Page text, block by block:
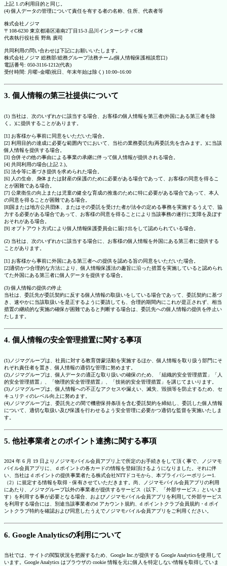
上記 1.の利用目的と同じ。
(4) 個人データの管理について責任を有する者の名称、住所、代表者等
株式会社ノジマ
〒108-6230 東京都港区港南2丁目15-3 品川インターシティC棟
代表執行役社長 野島 廣司
共同利用の問い合わせは下記にお願いいたします。
株式会社ノジマ 総務部/総務グループ法務チーム(個人情報保護相談窓口)
電話番号: 050-3116-1212(代表)
受付時間: 月曜~金曜(祝日、年末年始は除く) 10:00~16:00
3. 個人情報の第三社提供について
(1) 当社は、次のいずれかに該当する場合、お客様の個人情報を第三者(外国にある第三者を除
く。)に提供することがあります。
[1] お客様から事前に同意をいただいた場合。
[2] 利用目的の達成に必要な範囲内でにおいて、当社の業務委託先(再委託先を含みます。)に当該
個人情報を提供する場合。
[3] 合併その他の事由による事業の承継に伴って個人情報が提供される場合。
[4] 共同利用の場合(上記 2.)。
[5] 法令等に基づき提供を求められた場合。
[6] 人の生命、身体または財産の保護のために必要がある場合であって、お客様の同意を得るこ
とが困難である場合。
[7] 公衆衛生の向上または児童の健全な育成の推進のために特に必要がある場合であって、本人
の同意を得ることが困難である場合。
[8]国または地方公共団体、またはその委託を受けた者が法令の定める事務を実施するうえで、協
力する必要がある場合であって、お客様の同意を得ることにより当該事務の遂行に支障を及ぼす
おそれがある場合。
[9] オプトアウト方式により個人情報保護委員会に届け出をして認められている場合。
(2) 当社は、次のいずれかに該当する場合に、お客様の個人情報を外国にある第三者に提供する
ことがあります。
[1] お客様から事前に外国にある第三者への提供を認める旨の同意をいただいた場合。
[2]適切かつ合理的な方法により、個人情報保護法の趣旨に沿った措置を実施していると認められ
てた外国にある第三者に個人データを提供する場合。
(3) 個人情報の提供の停止
当社は、委託先が委託契約に反する個人情報の取扱いをしている場合であって、委託契約に基づ
き、速やかに当該取扱いを是正するように要請しても、合理的期間内にこれが是正されず、相当
措置の継続的な実施の確保が困難であると判断する場合は、委託先への個人情報の提供を停止い
たします。
4. 個人情報の安全管理措置に関する事項
(1)ノジマグループは、社員に対する教育啓蒙活動を実施するほか、個人情報を取り扱う部門にそ
れぞれ責任者を置き、個人情報の適切な管理に努めます。
(2)ノジマグループは、個人データの適正な取り扱いの確保のため、「組織的安全管理措置」「人
的安全管理措置」、「物理的安全管理措置」、「技術的安全管理措置」を講じてまいります。
(3)ノジマグループは、個人情報への不正なアクセスや漏えい、滅失、毀損等を防止するため、セ
キュリティのレベル向上に努めます。
(4)ノジマグループは、委託先との間で機密保持条項を含む委託契約を締結し、委託した個人情報
について、適切な取扱い及び保護を行わせるよう安全管理に必要かつ適切な監督を実施いたしま
す。
5. 他社事業者とのポイント連携に関する事項
2024 年 6 月 19 日よりノジマモバイル会員アプリ上で所定のお手続きをして頂く事で、ノジマモ
バイル会員アプリに、ｄポイントの各カードの情報を登録頂けるようになりました。それに伴
い、当社は d ポイントの提供事業者たる株式会社NTTドコモから、本プライバシーポリシー1.
（2）に規定する情報を取得・保有させていただきます。尚、ノジマモバイル会員アプリの利用
にあたり、ノジマグループ以外の事業者が提供するサービス（以下、「外部サービス」といいま
す）を利用する事が必要となる場合、およびノジマモバイル会員アプリを利用して外部サービス
を利用する場合には、別途当該事業者のd アカウント規約、d ポイントクラブ会員規約・d ポイ
ントクラブ特約を確認および同意したうえでノジマモバイル会員アプリをご利用ください。
6. Google Analyticsの利用について
当社では、サイトの閲覧状況を把握するため、Google Inc.が提供する Google Analyticsを使用して
います。Google Analytics はブラウザの cookie 情報を元に個人を特定しない情報を取得していま